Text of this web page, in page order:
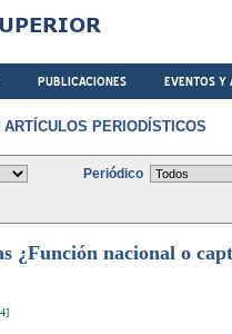
PERIODÍSTICOS
Periódico
¿Función nacional o